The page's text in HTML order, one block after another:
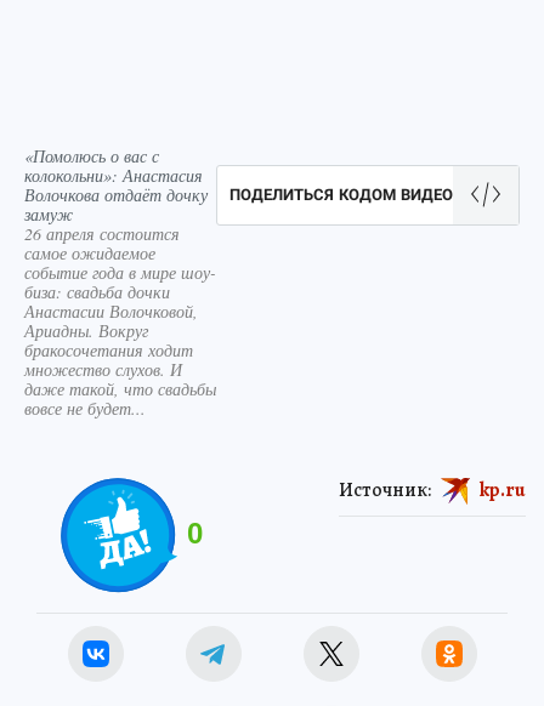
«Помолюсь о вас с
колокольни»: Анастасия
Волочкова отдаёт дочку
замуж
26 апреля состоится
самое ожидаемое
событие года в мире шоу-
биза: свадьба дочки
Анастасии Волочковой,
Ариадны. Вокруг
бракосочетания ходит
множество слухов. И
даже такой, что свадьбы
вовсе не будет...
ПОДЕЛИТЬСЯ КОДОМ ВИДЕО
0
Источник: kp.ru